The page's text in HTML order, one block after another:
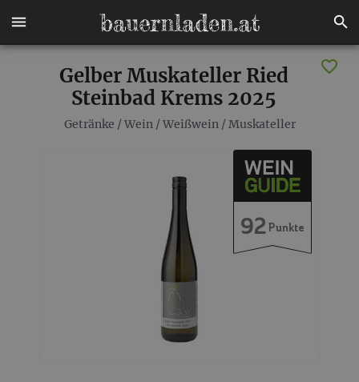
Gelber Muskateller Ried
Steinbad Krems 2025
Getränke / Wein/ Weißwein/ Muskateller
92Punkte